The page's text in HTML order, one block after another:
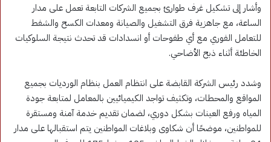
وأشار إلى تشكيل غرف طوارئ بجميع الشركات التابعة تعمل على مدار
الساعة، مع جاهزية فرق التشغيل والصيانة ومعدات الكسح والشفط
للتعامل الفوري مع أي طفوحات أو انسدادات قد تحدث نتيجة السلوكيات
الخاطئة أثناء ذبح الأضاحي.
وشدد رئيس الشركة القابضة على انتظام العمل بنظام الورديات بجميع
المواقع والمحطات، وتكثيف تواجد الكيميائيين بالمعامل لمتابعة جودة
المياه ورفع العينات بشكل دوري، لضمان تقديم خدمة آمنة ومستقرة
للمواطنين، موضحًا أن شكاوى وبلاغات المواطنين يتم استقبالها على مدار